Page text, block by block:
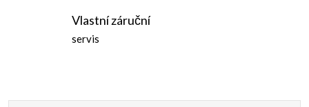
Vlastní záruční
servis